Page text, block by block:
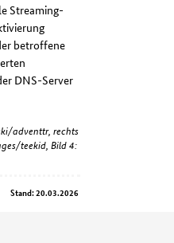
Streaming-
betroffene
DNS-Server
adventtr, rechts
teekid, Bild 4:
Stand: 20.03.2026